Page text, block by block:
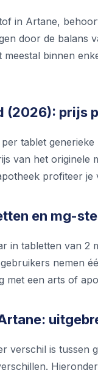
in Artane,
door de
binnen
(2026): prijs
per tablet
van het
profiteer
en mg-
in tabletten van 2
nemen
met een arts of
verschil is tussen